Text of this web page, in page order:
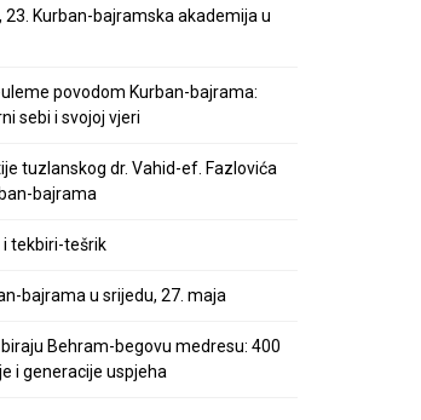
23. Kurban-bajramska akademija u
povodom Kurban-bajrama:
sebi i svojoj vjeri
tuzlanskog dr. Vahid-ef. Fazlovića
bajrama
tekbiri-tešrik
bajrama u srijedu, 27. maja
Behram-begovu medresu: 400
i generacije uspjeha